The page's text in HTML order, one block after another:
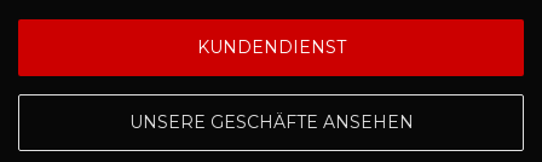
KUNDENDIENST
UNSERE GESCHÄFTE ANSEHEN